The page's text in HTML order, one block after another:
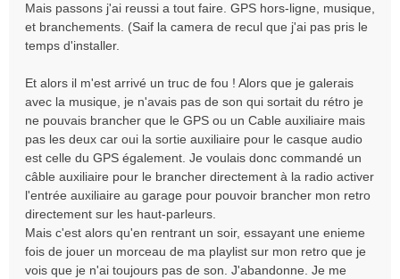
Mais passons j'ai reussi a tout faire. GPS hors-ligne, musique,
et branchements. (Saif la camera de recul que j'ai pas pris le
temps d'installer.
Et alors il m'est arrivé un truc de fou ! Alors que je galerais
avec la musique, je n'avais pas de son qui sortait du rétro je
ne pouvais brancher que le GPS ou un Cable auxiliaire mais
pas les deux car oui la sortie auxiliaire pour le casque audio
est celle du GPS également. Je voulais donc commandé un
câble auxiliaire pour le brancher directement à la radio activer
l'entrée auxiliaire au garage pour pouvoir brancher mon retro
directement sur les haut-parleurs.
Mais c'est alors qu'en rentrant un soir, essayant une enieme
fois de jouer un morceau de ma playlist sur mon retro que je
vois que je n'ai toujours pas de son. J'abandonne. Je me